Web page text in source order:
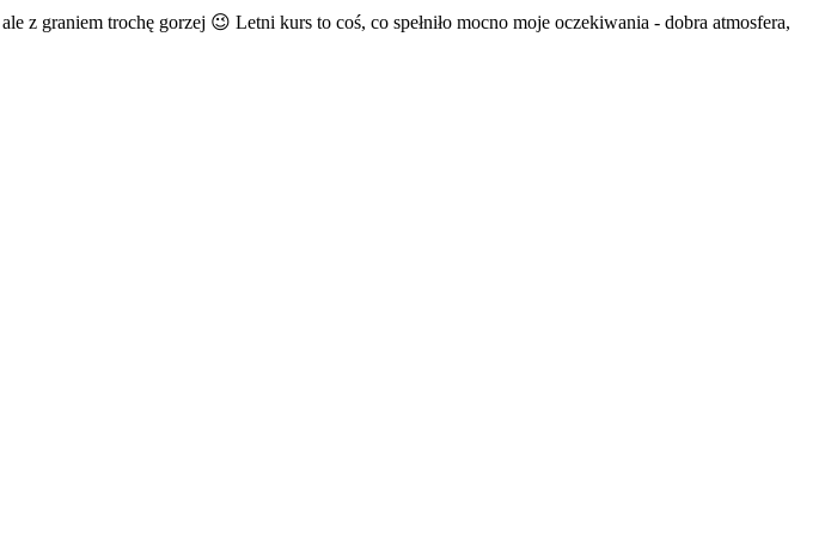
z graniem trochę gorzej 😉 Letni kurs to coś, co spełniło mocno moje oczekiwania - dobra atmosfera,